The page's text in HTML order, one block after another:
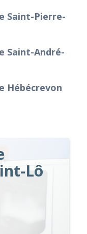
Saint-Pierre-
Saint-André-
Hébécrevon
Lô